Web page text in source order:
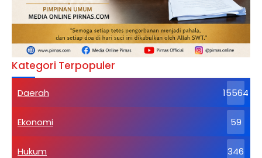
Kategori Terpopuler
Daerah 15564
Ekonomi 59
Hukum 346